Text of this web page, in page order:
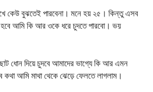
কেউ বুঝতেই পারবেনা। মনে হয় ২৫। কিন্তু এসব
আমি কি আর ওকে ধরে চুদতে পারবো। ভয়
ধোন দিয়ে চুদবে আমাদের ভাগ্যে কি আর এমন
কথা আমি মাথা থেকে ঝেড়ে ফেলতে লাগলাম।